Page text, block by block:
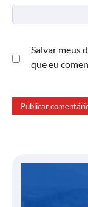
Salvar meus
que eu